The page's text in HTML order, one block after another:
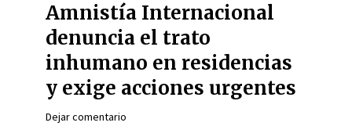
Amnistía Internacional
denuncia el trato
inhumano en residencias
y exige acciones urgentes
Dejar comentario